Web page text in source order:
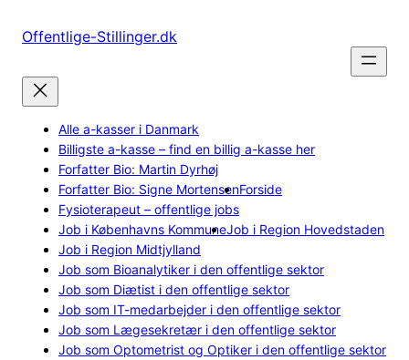
Offentlige-Stillinger.dk
Alle a-kasser i Danmark
Billigste a-kasse – find en billig a-kasse her
Forfatter Bio: Martin Dyrhøj
Forfatter Bio: Signe MortensenForside
Fysioterapeut – offentlige jobs
Job i Københavns KommuneJob i Region Hovedstaden
Job i Region Midtjylland
Job som Bioanalytiker i den offentlige sektor
Job som Diætist i den offentlige sektor
Job som IT-medarbejder i den offentlige sektor
Job som Lægesekretær i den offentlige sektor
Job som Optometrist og Optiker i den offentlige sektor